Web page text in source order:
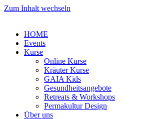
Zum Inhalt wechseln
HOME
Events
Kurse
Online Kurse
Kräuter Kurse
GAIA Kids
Gesundheitsangebote
Retreats & Workshops
Permakultur Design
Über uns